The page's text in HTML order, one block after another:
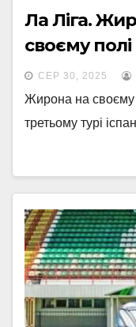
Ла Ліга.
своєму полі
СЕР 30, 2025
Жирона на своєму
третьому турі